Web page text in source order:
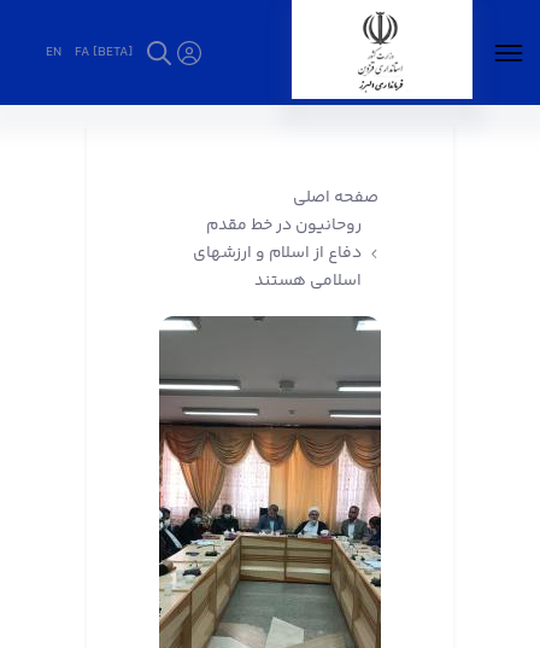
FA [BETA]
EN
صفحه اصلی
روحانیون در خط مقدم
دفاع از اسلام و ارزشهای
اسلامی هستند